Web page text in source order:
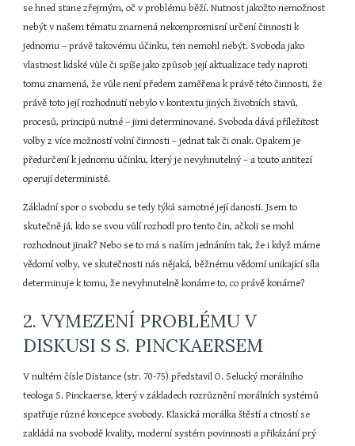
se hned stane zřejmým, oč v problému běží. Nutnost jakožto nemožnost
nebýt v našem tématu znamená nekompromisní určení činnosti k
jednomu – právě takovému účinku, ten nemohl nebýt. Svoboda jako
vlastnost lidské vůle či spíše jako způsob její aktualizace tedy naproti
tomu znamená, že vůle není předem zaměřena k právě této činnosti, že
právě toto její rozhodnutí nebylo v kontextu jiných životních stavů,
procesů, principů nutné – jimi determinované. Svoboda dává příležitost
volby z více možností volní činnosti – jednat tak či onak. Opakem je
předurčení k jednomu účinku, který je nevyhnutelný – a touto antitezí
operují deterministé.
Základní spor o svobodu se tedy týká samotné její danosti. Jsem to
skutečně já, kdo se svou vůlí rozhodl pro tento čin, ačkoli se mohl
rozhodnout jinak? Nebo se to má s naším jednáním tak, že i když máme
vědomí volby, ve skutečnosti nás nějaká, běžnému vědomí unikající síla
determinuje k tomu, že nevyhnutelně konáme to, co právě konáme?
2. VYMEZENÍ PROBLÉMU V
DISKUSI S S. PINCKAERSEM
V nultém čísle Distance (str. 70-75) představil O. Selucký morálního
teologa S. Pinckaerse, který v základech rozrůznění morálních systémů
spatřuje různé koncepce svobody. Klasická morálka štěstí a ctností se
zakládá na svobodě kvality, moderní systém povinnosti a přikázání prý